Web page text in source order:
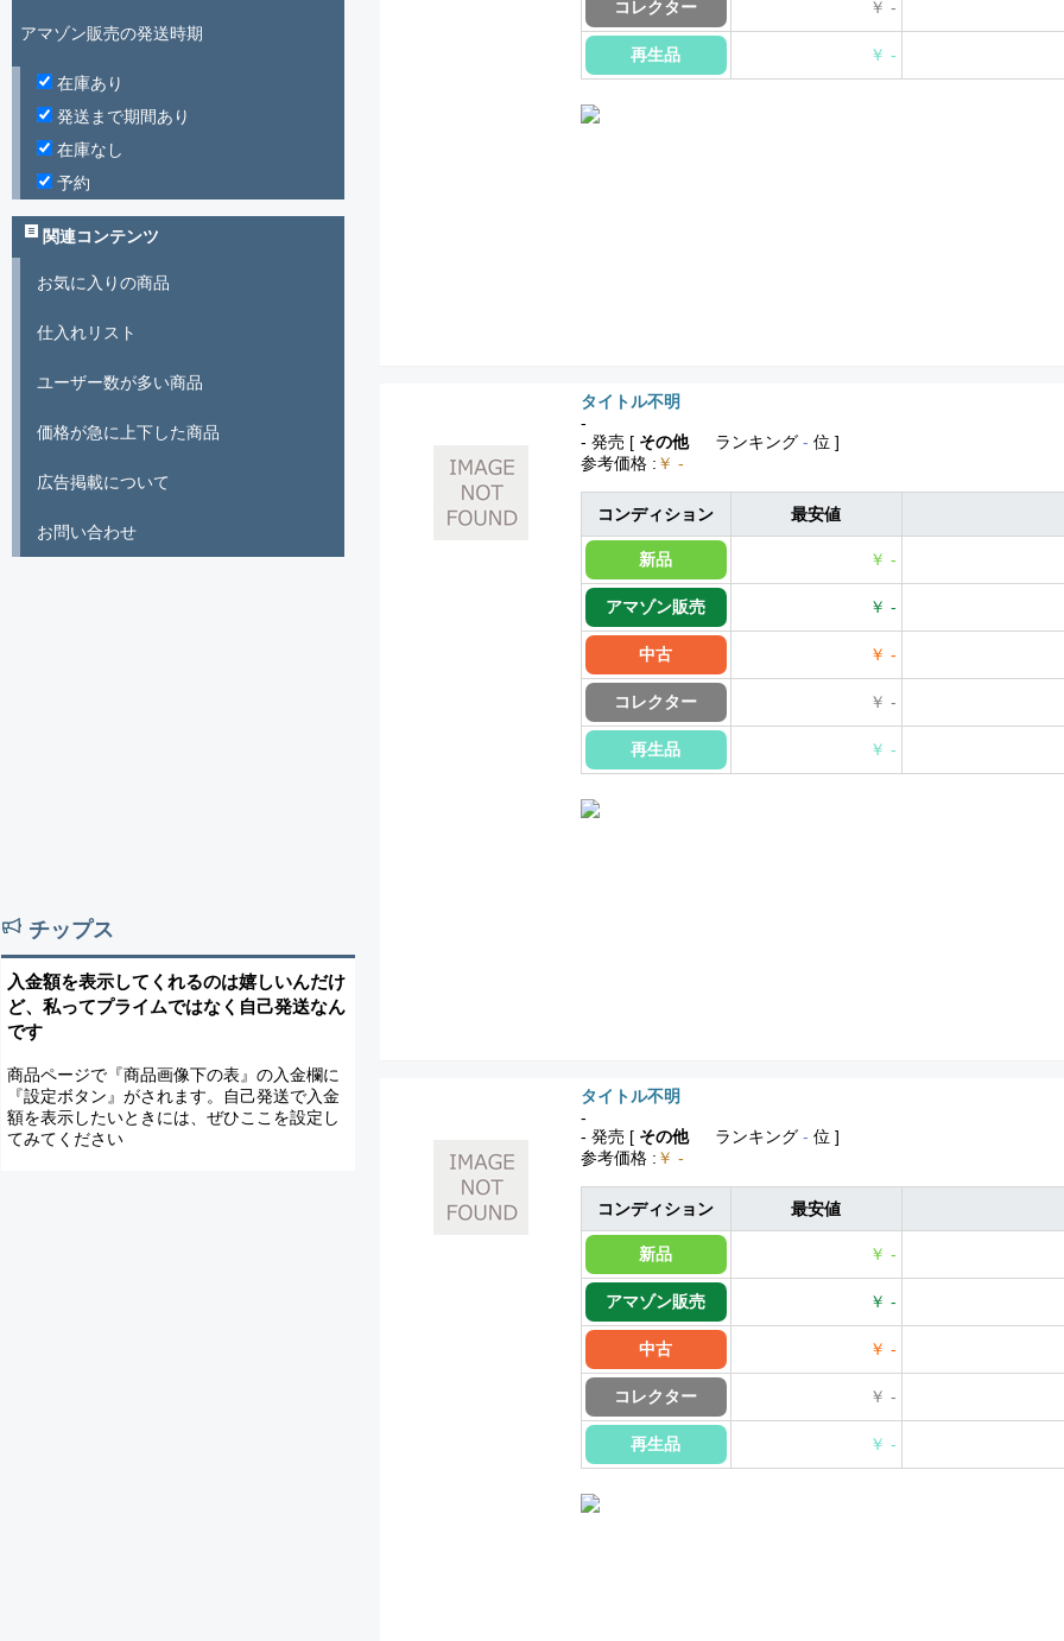
コレクター ￥ -
再生品 ￥ -
タイトル不明
-
- 発売 [ その他 ランキング - 位 ]
参考価格 : ￥ -
コンディション 最安値
新品 ￥ -
アマゾン販売 ￥ -
中古 ￥ -
コレクター ￥ -
再生品 ￥ -
タイトル不明
-
- 発売 [ その他 ランキング - 位 ]
参考価格 : ￥ -
コンディション 最安値
新品 ￥ -
アマゾン販売 ￥ -
中古 ￥ -
コレクター ￥ -
再生品 ￥ -
アマゾン販売の発送時期
在庫あり
発送まで期間あり
在庫なし
予約
関連コンテンツ
お気に入りの商品
仕入れリスト
ユーザー数が多い商品
価格が急に上下した商品
広告掲載について
お問い合わせ
チップス
入金額を表示してくれるのは嬉しいんだけ
ど、私ってプライムではなく自己発送なん
です
商品ページで『商品画像下の表』の入金欄に
『設定ボタン』がされます。自己発送で入金
額を表示したいときには、ぜひここを設定し
てみてください